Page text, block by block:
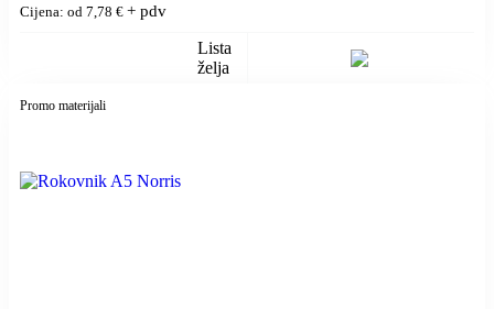
Cijena: od 7,78 € + pdv
Lista
želja
Promo materijali